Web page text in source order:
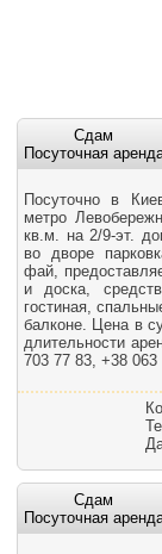
Сдам
Посуточная
Посуточно в
метро
кв.м. на 2/9-эт.
во дворе
фай,
и доска,
гостиная,
балконе. Цена в
длительности
703 77 83, +38
Сдам
Посуточная